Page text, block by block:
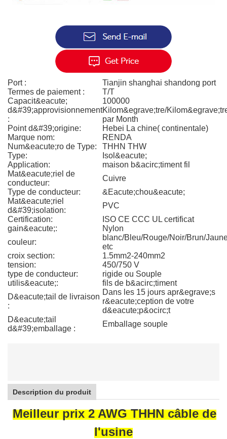
Port :
Tianjin shanghai shandong port
Termes de paiement :
T/T
Capacit&eacute;
d&#39;approvisionnement
:
100000
Kilom&egrave;tre/
par Month
Point d&#39;origine:
Hebei La chine( continentale)
Marque nom:
RENDA
Num&eacute;ro de Type:
THHN THW
Type:
Isol&eacute;
Application:
maison b&acirc;timent fil
Mat&eacute;riel de
conducteur:
Cuivre
Type de conducteur:
&Eacute;chou&eacute;
Mat&eacute;riel
d&#39;isolation:
PVC
Certification:
ISO CE CCC UL certificat
gain&eacute;:
Nylon
couleur:
blanc/Bleu/Rouge/Noir/Brun/
etc
croix section:
1.5mm2-240mm2
tension:
450/750 V
type de conducteur:
rigide ou Souple
utilis&eacute;:
fils de b&acirc;timent
D&eacute;tail de livraison
:
Dans les 15 jours apr&egrave;s
r&eacute;ception de votre
d&eacute;p&ocirc;t
D&eacute;tail
d&#39;emballage :
Emballage souple
Description du produit
Meilleur prix 2 AWG THHN câble de
l'usine